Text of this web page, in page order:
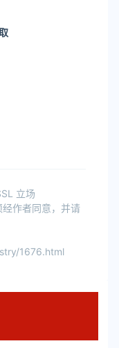
立场
作者同意，并请
1676.html